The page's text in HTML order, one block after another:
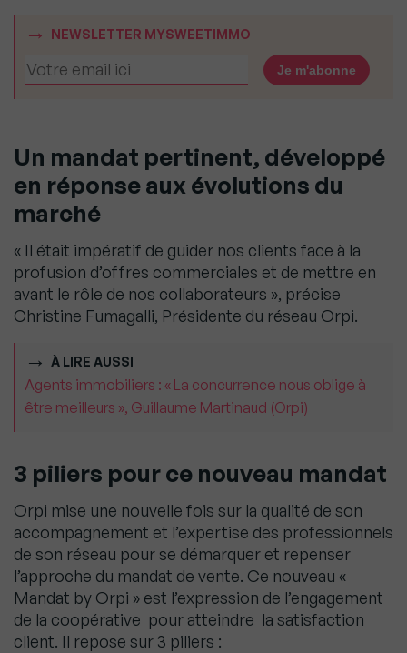
NEWSLETTER MYSWEETIMMO
Un mandat pertinent, développé
en réponse aux évolutions du
marché
« Il était impératif de guider nos clients face à la
profusion d’offres commerciales et de mettre en
avant le rôle de nos collaborateurs », précise
Christine Fumagalli, Présidente du réseau Orpi.
À LIRE AUSSI
Agents immobiliers : « La concurrence nous oblige à
être meilleurs », Guillaume Martinaud (Orpi)
3 piliers pour ce nouveau mandat
Orpi mise une nouvelle fois sur la qualité de son
accompagnement et l’expertise des professionnels
de son réseau pour se démarquer et repenser
l’approche du mandat de vente. Ce nouveau «
Mandat by Orpi » est l’expression de l’engagement
de la coopérative pour atteindre la satisfaction
client. Il repose sur 3 piliers :